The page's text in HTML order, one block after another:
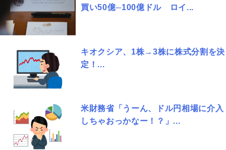
買い50億─100億ドル ロイ...
キオクシア、1株→3株に株式分割を決
定！...
米財務省「うーん、ドル円相場に介入
しちゃおっかなー！？」...